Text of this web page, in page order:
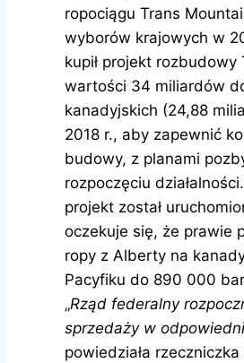
ropociągu Trans
wyborów krajowych w
kupił projekt rozbudowy
wartości 34 miliardów
kanadyjskich (24,88
2018 r., aby zapewnić
budowy, z planami
rozpoczęciu
projekt został
oczekuje się, że prawie
ropy z Alberty na
Pacyfiku do 890 000
„Rząd federalny
sprzedaży w
powiedziała